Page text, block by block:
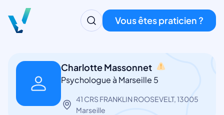
Vous êtes praticien ?
Charlotte Massonnet
Psychologue à Marseille 5
41 CRS FRANKLIN ROOSEVELT, 13005
Marseille